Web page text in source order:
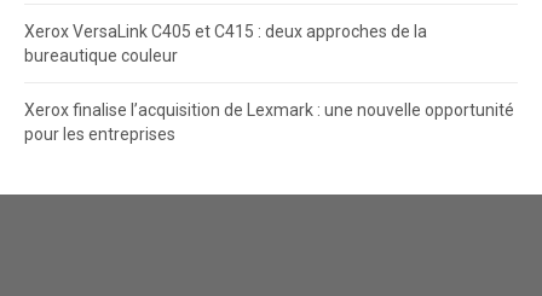
Xerox VersaLink C405 et C415 : deux approches de la
bureautique couleur
Xerox finalise l’acquisition de Lexmark : une nouvelle opportunité
pour les entreprises